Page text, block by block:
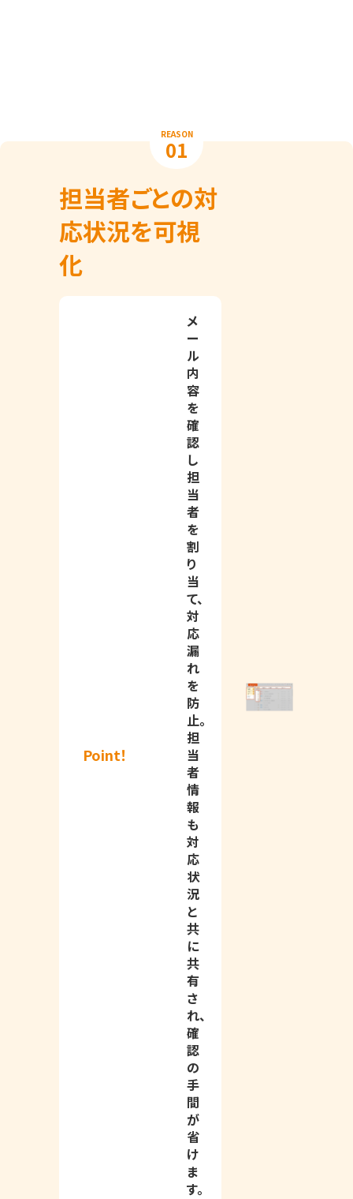
REASON
01
担当者ごとの対
応状況を可視
化
Point！
メ
ー
ル
内
容
を
確
認
し
担
当
者
を
割
り
当
て、
対
応
漏
れ
を
防
止。
担
当
者
情
報
も
対
応
状
況
と
共
に
共
有
さ
れ、
確
認
の
手
間
が
省
け
ま
す。